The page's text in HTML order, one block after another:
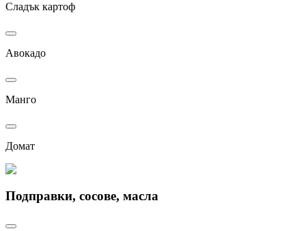
Сладък картоф
Авокадо
Манго
Домат
Подправки, сосове, масла